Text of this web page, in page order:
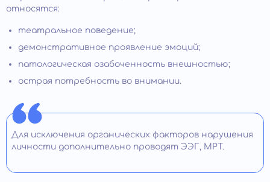
относятся:
театральное поведение;
демонстративное проявление эмоций;
патологическая озабоченность внешностью;
острая потребность во внимании.
Для исключения органических факторов нарушения
личности дополнительно проводят ЭЭГ, МРТ.